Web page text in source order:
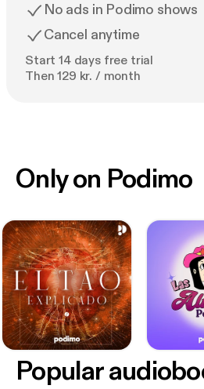
No ads in Podimo shows
Cancel anytime
Start 14 days free trial
Then 129 kr. / month
Only on Podimo
Popular